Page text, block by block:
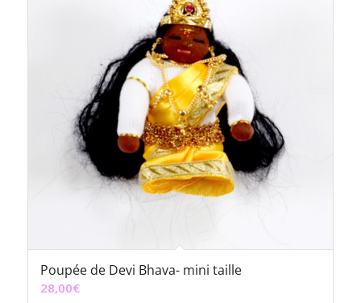
Poupée de Devi Bhava- mini taille
28,00€